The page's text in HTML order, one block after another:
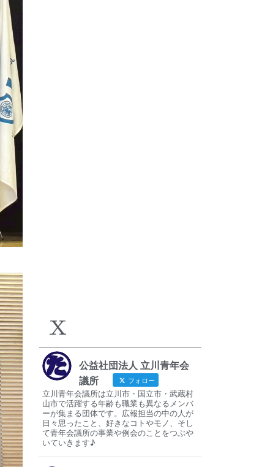
X
公益社団法人 立川青年会
議所
フォロー
立川青年会議所は立川市・国立市・武蔵村
山市で活躍する年齢も職業も異なるメンバ
ーが集まる団体です。広報担当の中の人が
日々思ったこと、好きなコトやモノ、そし
て青年会議所の事業や例会のことをつぶや
いていきます♪